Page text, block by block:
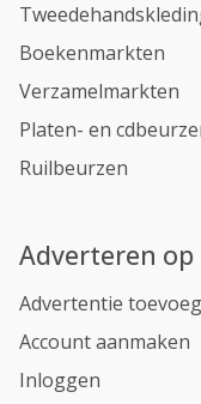
Boekenmarkten
Verzamelmarkten
Platen- en
Ruilbeurzen
Adverteren
Advertentie
Account aanmaken
Inloggen